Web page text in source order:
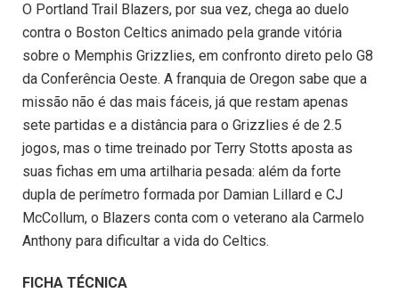
O Portland Trail Blazers, por sua vez, chega ao duelo
contra o Boston Celtics animado pela grande vitória
sobre o Memphis Grizzlies, em confronto direto pelo G8
da Conferência Oeste. A franquia de Oregon sabe que a
missão não é das mais fáceis, já que restam apenas
sete partidas e a distância para o Grizzlies é de 2.5
jogos, mas o time treinado por Terry Stotts aposta as
suas fichas em uma artilharia pesada: além da forte
dupla de perímetro formada por Damian Lillard e CJ
McCollum, o Blazers conta com o veterano ala Carmelo
Anthony para dificultar a vida do Celtics.
FICHA TÉCNICA